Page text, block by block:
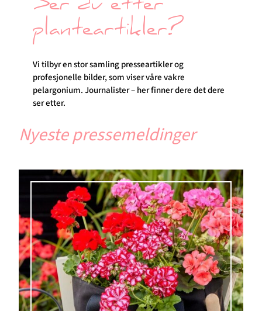
Ser du etter
planteartikler?
Vi tilbyr en stor samling presseartikler og
profesjonelle bilder, som viser våre vakre
pelargonium. Journalister – her finner dere det dere
ser etter.
Nyeste pressemeldinger